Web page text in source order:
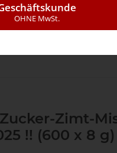
Zimt-
!! (600 x 8 g)
OHNE MwSt.